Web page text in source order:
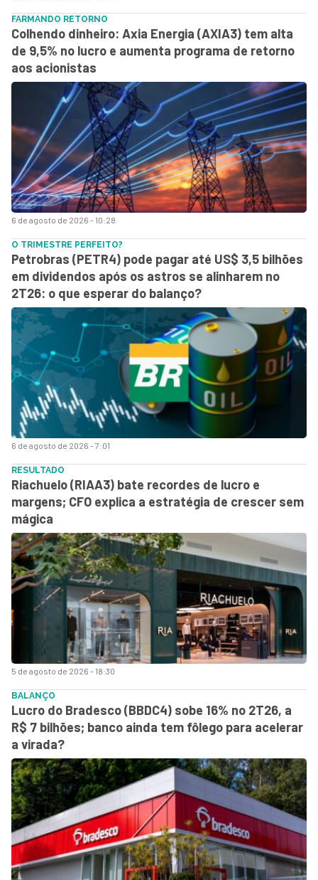
6 de agosto de 2026 - 10:28
FARMANDO RETORNO
Colhendo dinheiro: Axia Energia (AXIA3) tem alta
de 9,5% no lucro e aumenta programa de retorno
aos acionistas
6 de agosto de 2026 - 7:01
O TRIMESTRE PERFEITO?
Petrobras (PETR4) pode pagar até US$ 3,5 bilhões
em dividendos após os astros se alinharem no
2T26: o que esperar do balanço?
5 de agosto de 2026 - 18:30
RESULTADO
Riachuelo (RIAA3) bate recordes de lucro e
margens; CFO explica a estratégia de crescer sem
mágica
BALANÇO
Lucro do Bradesco (BBDC4) sobe 16% no 2T26, a
R$ 7 bilhões; banco ainda tem fôlego para acelerar
a virada?